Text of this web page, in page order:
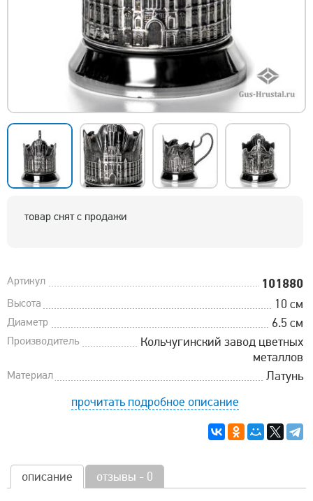
товар снят с продажи
Артикул 101880
Высота 10 см
Диаметр 6.5 см
Производитель
Кольчугинский завод цветных
металлов
Материал
Латунь
прочитать подробное описание
описание отзывы - 0